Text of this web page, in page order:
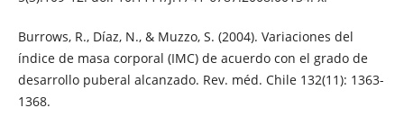
Burrows, R., Díaz, N., & Muzzo, S. (2004). Variaciones del
índice de masa corporal (IMC) de acuerdo con el grado de
desarrollo puberal alcanzado. Rev. méd. Chile 132(11): 1363-
1368.